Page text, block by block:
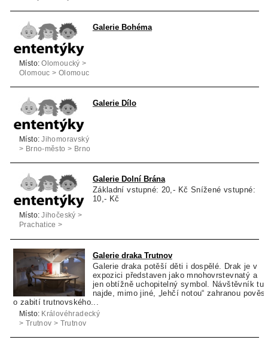
Galerie Bohéma
Místo: Olomoucký >
Olomouc > Olomouc
Galerie Dílo
Místo: Jihomoravský
> Brno-město > Brno
Galerie Dolní Brána
Základní vstupné: 20,- Kč Snížené vstupné:
10,- Kč
Místo: Jihočeský >
Prachatice >
Galerie draka Trutnov
Galerie draka potěší děti i dospělé. Drak je v
expozici představen jako mnohovrstevnatý a
jen obtížně uchopitelný symbol. Návštěvník tu
najde, mimo jiné, „lehčí notou“ zahranou pověst
o zabití trutnovského...
Místo: Královéhradecký
> Trutnov > Trutnov